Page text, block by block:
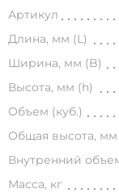
Артикул
Длина, мм (L)
Ширина, мм (B)
Высота, мм (h)
Объем (куб.)
Общая высота, мм
Внутренний
Масса, кг